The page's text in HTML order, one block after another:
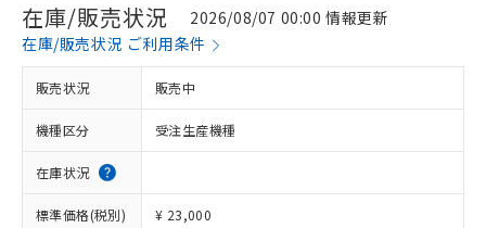
在庫/販売状況
2026/08/07 00:00 情報更新
在庫/販売状況 ご利用条件
販売状況 販売中
機種区分 受注生産機種
在庫状況
標準価格(税別) ¥ 23,000